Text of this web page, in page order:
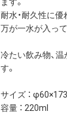
耐水・耐久性に
万が一水が入っ
冷たい飲み物、
す。
サイズ ：
容量 ： 220ml